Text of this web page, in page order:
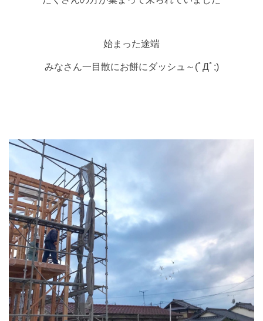
始まった途端
みなさん一目散にお餅にダッシュ～(ﾟДﾟ;)